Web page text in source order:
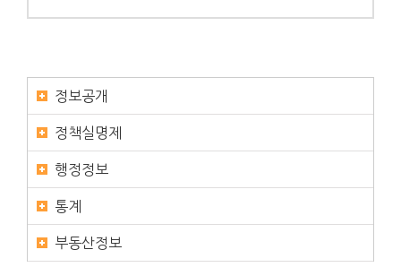
정보공개
정책실명제
행정정보
통계
부동산정보